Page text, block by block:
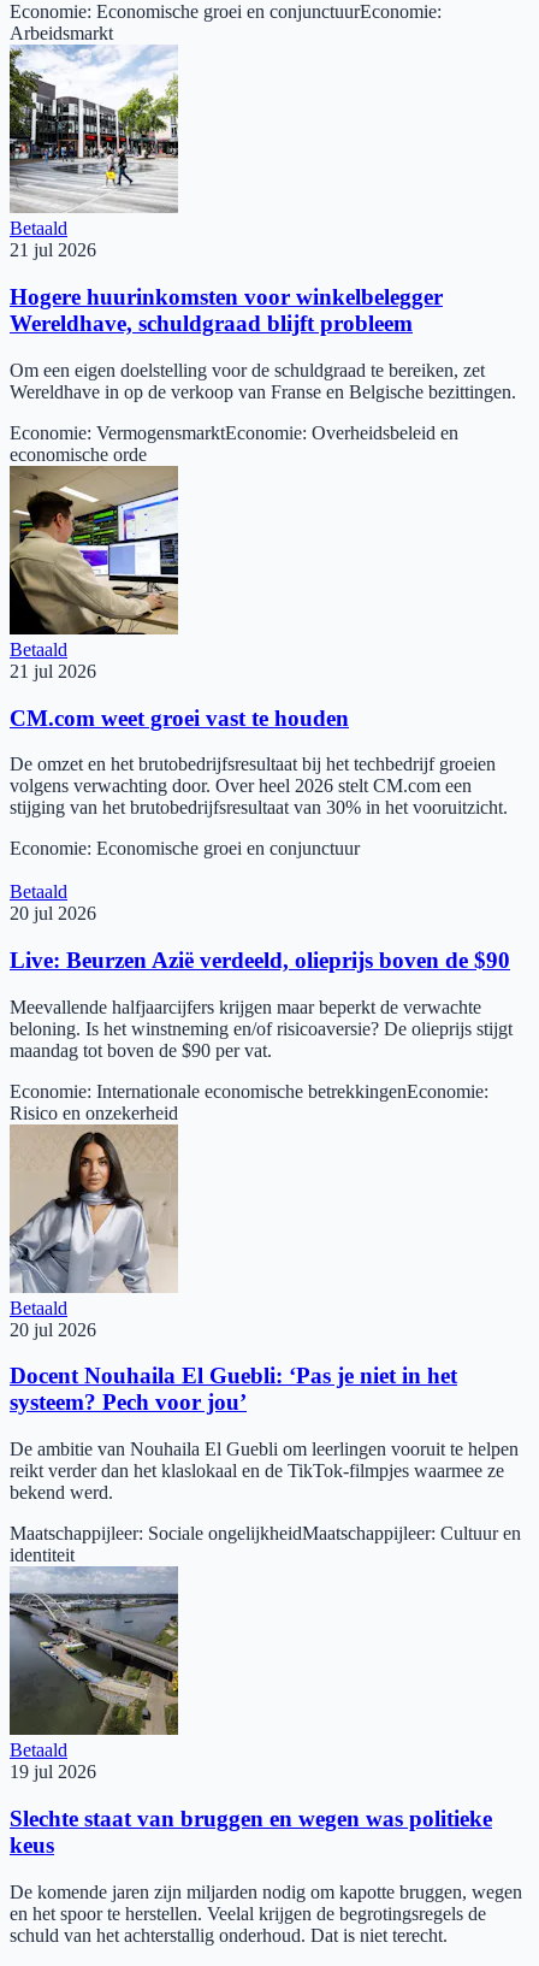
Economie: Economische groei en conjunctuurEconomie:
Arbeidsmarkt
Betaald
21 jul 2026
Hogere huurinkomsten voor winkelbelegger
Wereldhave, schuldgraad blijft probleem
Om een eigen doelstelling voor de schuldgraad te bereiken, zet
Wereldhave in op de verkoop van Franse en Belgische bezittingen.
Economie: VermogensmarktEconomie: Overheidsbeleid en
economische orde
Betaald
21 jul 2026
CM.com weet groei vast te houden
De omzet en het brutobedrijfsresultaat bij het techbedrijf groeien
volgens verwachting door. Over heel 2026 stelt CM.com een
stijging van het brutobedrijfsresultaat van 30% in het vooruitzicht.
Economie: Economische groei en conjunctuur
Betaald
20 jul 2026
Live: Beurzen Azië verdeeld, olieprijs boven de $90
Meevallende halfjaarcijfers krijgen maar beperkt de verwachte
beloning. Is het winstneming en/of risicoaversie? De olieprijs stijgt
maandag tot boven de $90 per vat.
Economie: Internationale economische betrekkingenEconomie:
Risico en onzekerheid
Betaald
20 jul 2026
Docent Nouhaila El Guebli: ‘Pas je niet in het
systeem? Pech voor jou’
De ambitie van Nouhaila El Guebli om leerlingen vooruit te helpen
reikt verder dan het klaslokaal en de TikTok-filmpjes waarmee ze
bekend werd.
Maatschappijleer: Sociale ongelijkheidMaatschappijleer: Cultuur en
identiteit
Betaald
19 jul 2026
Slechte staat van bruggen en wegen was politieke
keus
De komende jaren zijn miljarden nodig om kapotte bruggen, wegen
en het spoor te herstellen. Veelal krijgen de begrotingsregels de
schuld van het achterstallig onderhoud. Dat is niet terecht.